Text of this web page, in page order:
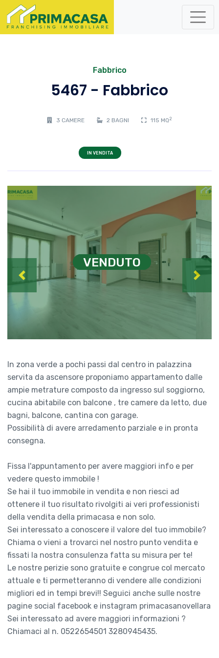
Fabbrico
5467 - Fabbrico
3 CAMERE 2 BAGNI 115 MQ 2
IN VENDITA
Previous Next
In zona verde a pochi passi dal centro in palazzina
servita da ascensore proponiamo appartamento dalle
ampie metrature composto da ingresso sul soggiorno,
cucina abitabile con balcone , tre camere da letto, due
bagni, balcone, cantina con garage.
Possibilità di avere arredamento parziale e in pronta
consegna.
Fissa l'appuntamento per avere maggiori info e per
vedere questo immobile !
Se hai il tuo immobile in vendita e non riesci ad
ottenere il tuo risultato rivolgiti ai veri professionisti
della vendita della primacasa e non solo.
Sei interessato a conoscere il valore del tuo immobile?
Chiama o vieni a trovarci nel nostro punto vendita e
fissati la nostra consulenza fatta su misura per te!
Le nostre perizie sono gratuite e congrue col mercato
attuale e ti permetteranno di vendere alle condizioni
migliori ed in tempi brevi!! Seguici anche sulle nostre
pagine social facebook e instagram primacasanovellara
Sei interessato ad avere maggiori informazioni ?
Chiamaci al n. 0522654501 3280945435.
VENDUTO
VENDUTO